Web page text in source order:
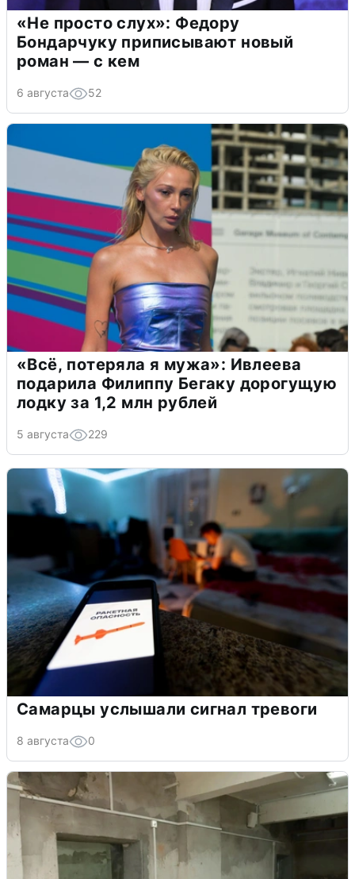
«Не просто слух»: Федору
Бондарчуку приписывают новый
роман — с кем
6 августа 52
«Всё, потеряла я мужа»: Ивлеева
подарила Филиппу Бегаку дорогущую
лодку за 1,2 млн рублей
5 августа 229
Самарцы услышали сигнал тревоги
8 августа 0